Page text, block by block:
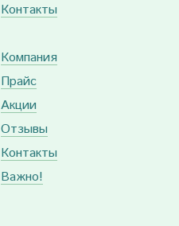
Контакты
Компания
Прайс
Акции
Отзывы
Контакты
Важно!